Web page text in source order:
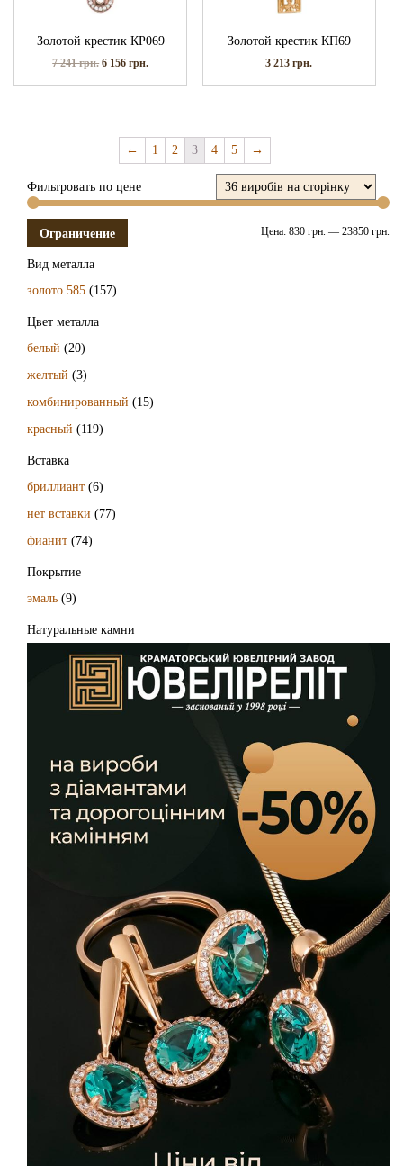
Золотой крестик КР069
7 241грн. 6 156грн.
Золотой крестик КП69
3 213грн.
← 1 2 3 4 5 →
Фильтровать по цене
Ограничение Цена: 830 грн. — 23850 грн.
Вид металла
золото 585 (157)
Цвет металла
белый (20)
желтый (3)
комбинированный (15)
красный (119)
Вставка
бриллиант (6)
нет вставки (77)
фианит (74)
Покрытие
эмаль (9)
Натуральные камни